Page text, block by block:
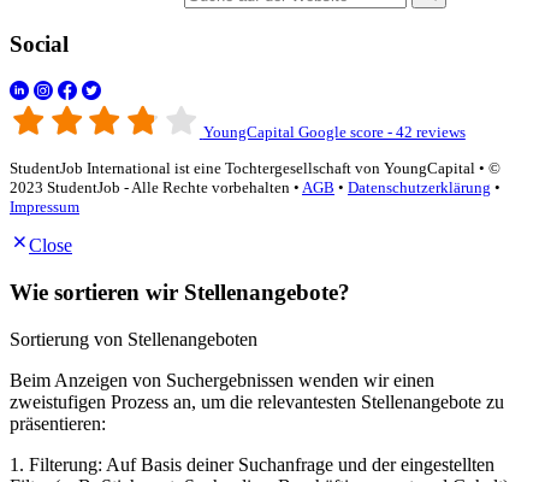
Social
YoungCapital Google score - 42 reviews
StudentJob International ist eine Tochtergesellschaft von YoungCapital • ©
2023 StudentJob - Alle Rechte vorbehalten • AGB • Datenschutzerklärung •
Impressum
Close
Wie sortieren wir Stellenangebote?
Sortierung von Stellenangeboten
Beim Anzeigen von Suchergebnissen wenden wir einen
zweistufigen Prozess an, um die relevantesten Stellenangebote zu
präsentieren:
1. Filterung: Auf Basis deiner Suchanfrage und der eingestellten